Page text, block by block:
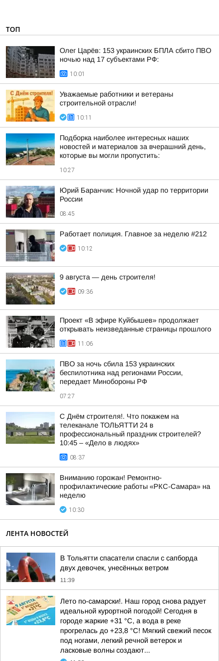
ТОП
Олег Царёв: 153 украинских БПЛА сбито ПВО
ночью над 17 субъектами РФ:
10:01
Уважаемые работники и ветераны
строительной отрасли!
10:11
Подборка наиболее интересных наших
новостей и материалов за вчерашний день,
которые вы могли пропустить:
10:27
Юрий Баранчик: Ночной удар по территории
России
08:45
Работает полиция. Главное за неделю #212
10:12
9 августа — день строителя!
09:36
Проект «В эфире Куйбышев» продолжает
открывать неизведанные страницы прошлого
11:06
ПВО за ночь сбила 153 украинских
беспилотника над регионами России,
передает Минобороны РФ
07:27
С Днём строителя!. Что покажем на
телеканале ТОЛЬЯТТИ 24 в
профессиональный праздник строителей?
10:45 – «Дело в людях»
08:37
Вниманию горожан! Ремонтно-
профилактические работы «РКС-Самара» на
неделю
10:30
ЛЕНТА НОВОСТЕЙ
В Тольятти спасатели спасли с сапборда
двух девочек, унесённых ветром
11:39
Лето по-самарски!. Наш город снова радует
идеальной курортной погодой! Сегодня в
городе жаркие +31 °C, а вода в реке
прогрелась до +23,8 °C! Мягкий свежий песок
под ногами, легкий речной ветерок и
ласковые волны создают...